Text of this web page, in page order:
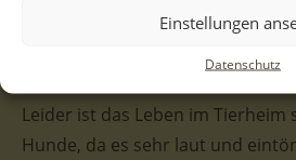
Einstellungen
Datenschutz
sie zugeht und sich sehr
Artgenossen ist sie verträglich
Leider ist das Leben im Tierheim
Hunde, da es sehr laut und